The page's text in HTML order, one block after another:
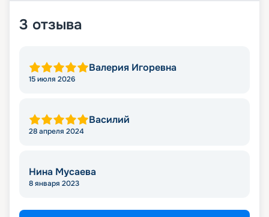
3 отзыва
Валерия Игоревна
15 июля 2026
Василий
28 апреля 2024
Нина Мусаева
8 января 2023